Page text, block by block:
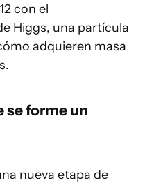
con el
Higgs, una partícula
adquieren masa
se forme un
nueva etapa de